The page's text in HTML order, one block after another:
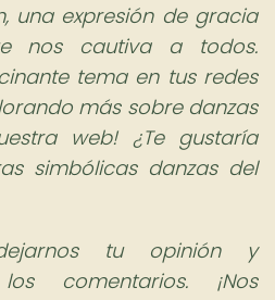
una expresión de gracia
nos cautiva a todos.
tema en tus redes
más sobre danzas
web! ¿Te gustaría
simbólicas danzas del
tu opinión y
comentarios. ¡Nos